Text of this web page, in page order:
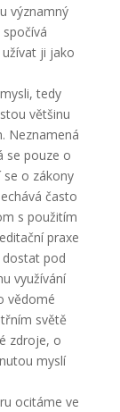
ji jako
tedy
většinu
Neznamená
se pouze o
se o zákony
často
s použitím
praxe
pod
využívání
vědomé
světě
zdroje, o
myslí
ocitáme ve